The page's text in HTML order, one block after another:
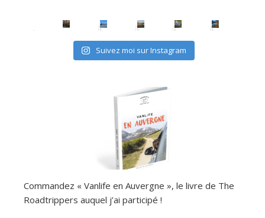
Suivez moi sur Instagram
Commandez « Vanlife en Auvergne », le livre de The
Roadtrippers auquel j’ai participé !